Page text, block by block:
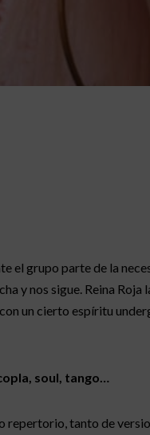
el grupo parte de la
y nos sigue. Reina
un cierto espíritu
soul, tango…
repertorio, tanto de